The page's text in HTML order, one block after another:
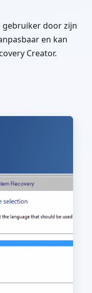
gebruiker door zijn
en kan
Creator.